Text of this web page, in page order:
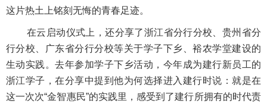
这片热土上铭刻无悔的青春足迹。
在云启动仪式上，还分享了浙江省分行分校、贵州省分
行分校、广东省分行分校等关于学子下乡、裕农学堂建设的
生动实践。去年参加学子下乡活动，今年成为建行新员工的
浙江学子，在分享中提到他为何选择进入建行时说：就是在
这一次次“金智惠民”的实践里，感受到了建行所拥有的时代责